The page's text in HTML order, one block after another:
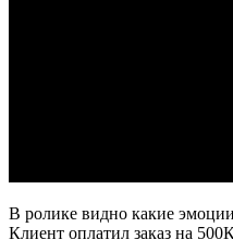
В ролике видно какие
Клиент оплатил заказ на